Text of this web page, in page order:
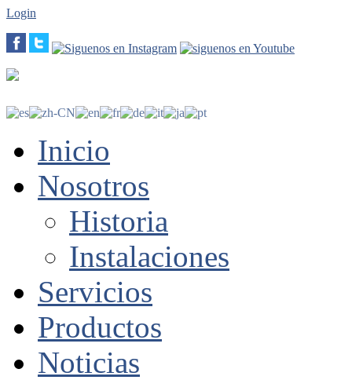
Login
Inicio
Nosotros
Historia
Instalaciones
Servicios
Productos
Noticias